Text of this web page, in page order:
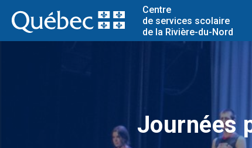
Centre
de services scolaire
de la Rivière-du-Nord
Journées